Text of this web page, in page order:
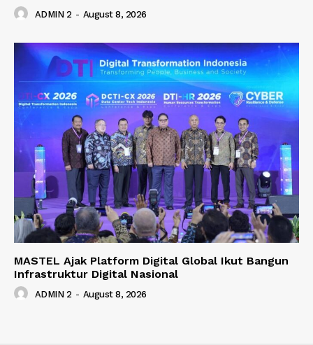
ADMIN 2 - August 8, 2026
MASTEL Ajak Platform Digital Global Ikut Bangun
Infrastruktur Digital Nasional
ADMIN 2 - August 8, 2026